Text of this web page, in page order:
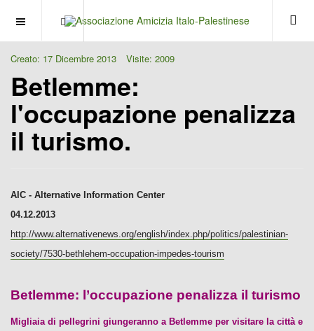
OFF CANVAS
Creato: 17 Dicembre 2013 Visite: 2009
Betlemme:
l'occupazione penalizza
il turismo.
AIC - Alternative Information Center
04.12.2013
http://www.alternativenews.org/english/index.php/politics/palestinian-
society/7530-bethlehem-occupation-impedes-tourism
Betlemme: l’occupazione penalizza il turismo
Migliaia di pellegrini giungeranno a Betlemme per visitare la città e